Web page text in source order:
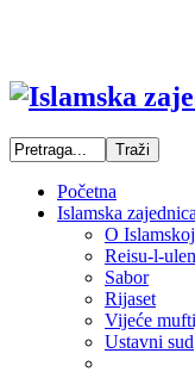
Početna
Islamska zajednica
O
Reisu-l-
Sabor
Rijaset
Vijeće
Ustavni sud